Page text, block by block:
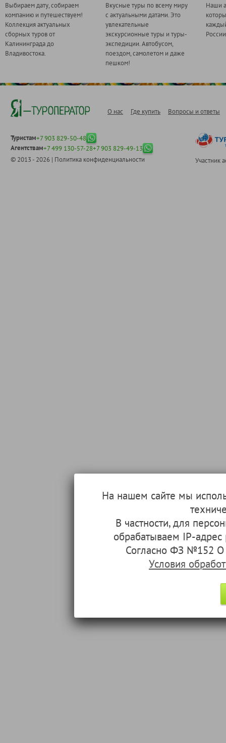
Выбираем дату, собираем
компанию и путешествуем!
Коллекция актуальных
сборных туров от
Калининграда до
Владивостока.
Вкусные туры по всему миру
с актуальными датами. Это
увлекательные
экскурсионные туры и туры-
экспедиции. Автобусом,
поездом, самолетом и даже
пешком!
Наши
О нас Где купить Вопросы и ответы
Туристам+7 903 829-50-48
Агентствам+7 499 130-57-28+7 903 829-49-13
© 2013 - 2026 | Политика конфиденциальности Участник
На нашем сайте мы
В частности, для
обрабатываем IP-
Согласно ФЗ №152 О
Условия